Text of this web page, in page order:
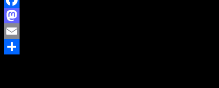
Facebook
Mastodon
Email